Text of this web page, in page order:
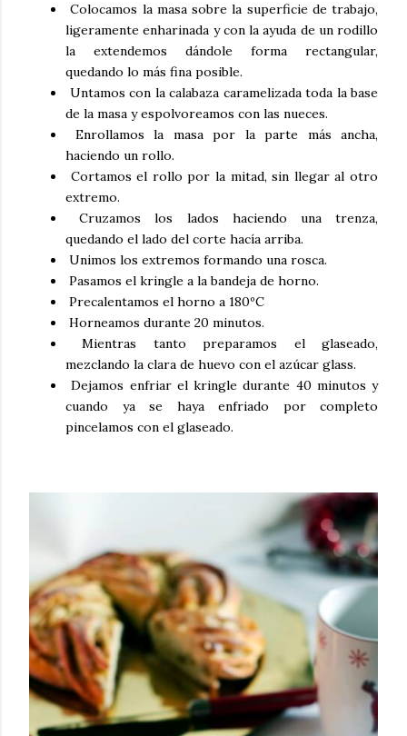
Colocamos la masa sobre la superficie de trabajo,
ligeramente enharinada y con la ayuda de un rodillo
la extendemos dándole forma rectangular,
quedando lo más fina posible.
Untamos con la calabaza caramelizadatoda la base
de la masa y espolvoreamos con las nueces.
Enrollamos la masa por la parte más ancha,
haciendo un rollo.
Cortamos el rollo por la mitad, sin llegar al otro
extremo.
Cruzamos los lados haciendo una trenza,
quedando el lado del corte hacía arriba.
Unimos los extremos formando una rosca.
Pasamos el kringle a la bandeja de horno.
Precalentamos el horno a 180ºC
Horneamos durante 20 minutos.
Mientras tanto preparamos el glaseado,
mezclando la clara de huevo con el azúcar glass.
Dejamos enfriar elkringle durante 40 minutos y
cuando ya se haya enfriado por completo
pincelamos con el glaseado.